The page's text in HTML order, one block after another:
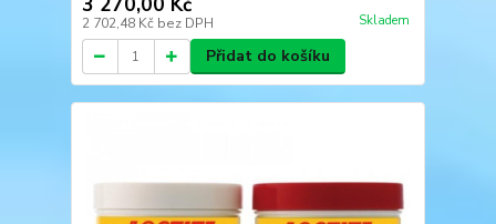
2 702,48 Kč bez DPH Skladem
Přidat do košíku